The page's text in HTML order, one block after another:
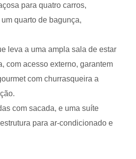
para quatro carros,
quarto de bagunça,
leva a uma ampla sala de estar
com acesso externo, garantem
com churrasqueira a
com sacada, e uma suíte
para ar-condicionado e